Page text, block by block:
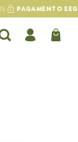
PAGAMENTO
Conta Carrinho